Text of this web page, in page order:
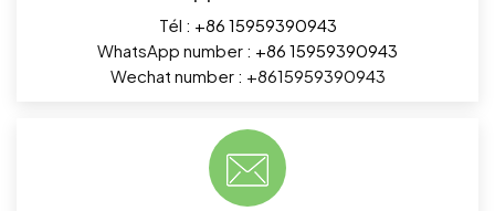
Tél : +86 15959390943
WhatsApp number : +86 15959390943
Wechat number : +8615959390943